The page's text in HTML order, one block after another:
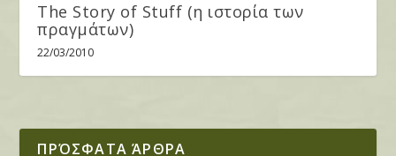
The Story of Stuff (η ιστορία των
πραγμάτων)
22/03/2010
ΠΡΌΣΦΑΤΑ ΆΡΘΡΑ